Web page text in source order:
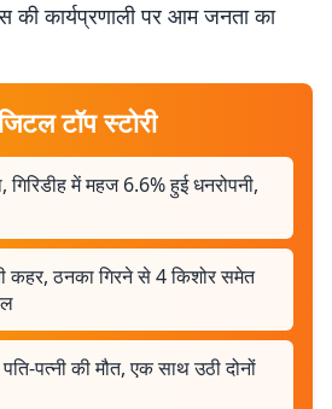
की कार्यप्रणाली पर आम जनता का
टॉप स्टोरी
गिरिडीह में महज 6.6% हुई धनरोपनी,
कहर, ठनका गिरने से 4 किशोर समेत
पत्नी की मौत, एक साथ उठी दोनों